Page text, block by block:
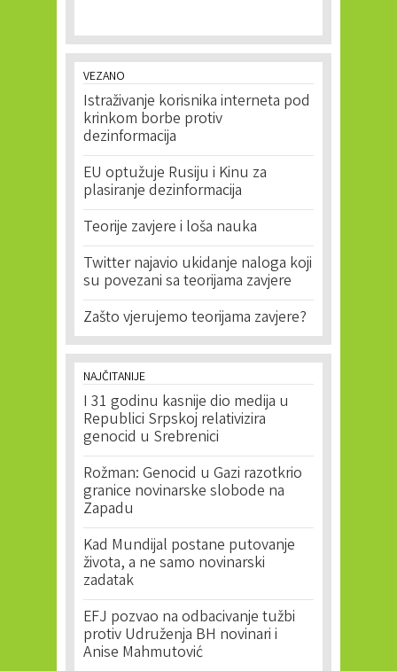
VEZANO
Istraživanje korisnika interneta pod
krinkom borbe protiv
dezinformacija
EU optužuje Rusiju i Kinu za
plasiranje dezinformacija
Teorije zavjere i loša nauka
Twitter najavio ukidanje naloga koji
su povezani sa teorijama zavjere
Zašto vjerujemo teorijama zavjere?
NAJČITANIJE
I 31 godinu kasnije dio medija u
Republici Srpskoj relativizira
genocid u Srebrenici
Rožman: Genocid u Gazi razotkrio
granice novinarske slobode na
Zapadu
Kad Mundijal postane putovanje
života, a ne samo novinarski
zadatak
EFJ pozvao na odbacivanje tužbi
protiv Udruženja BH novinari i
Anise Mahmutović